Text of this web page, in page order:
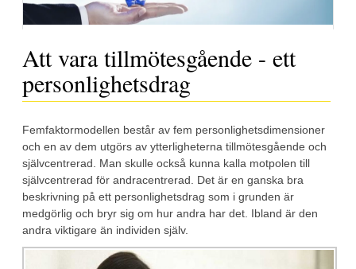
Att vara tillmötesgående - ett
personlighetsdrag
Femfaktormodellen består av fem personlighetsdimensioner
och en av dem utgörs av ytterligheterna tillmötesgående och
självcentrerad. Man skulle också kunna kalla motpolen till
självcentrerad för andracentrerad. Det är en ganska bra
beskrivning på ett personlighetsdrag som i grunden är
medgörlig och bryr sig om hur andra har det. Ibland är den
andra viktigare än individen själv.